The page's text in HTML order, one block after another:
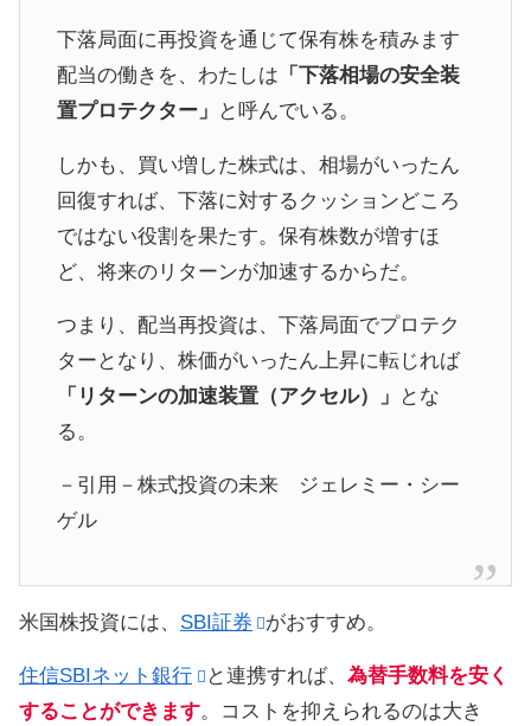
下落局面に再投資を通じて保有株を積みます
配当の働きを、わたしは 「下落相場の安全装
置プロテクター」
と呼んでいる。
しかも、買い増した株式は、相場がいったん
回復すれば、下落に対するクッションどころ
ではない役割を果たす。保有株数が増すほ
ど、将来のリターンが加速するからだ。
つまり、配当再投資は、下落局面でプロテク
ターとなり、株価がいったん上昇に転じれば
「リターンの加速装置（アクセル）」
とな
る。
－引用－株式投資の未来 ジェレミー・シー
ゲル
米国株投資には、 SBI証券 がおすすめ。
住信SBIネット銀行 と連携すれば、 為替手数料を安く
することができます。コストを抑えられるのは大き